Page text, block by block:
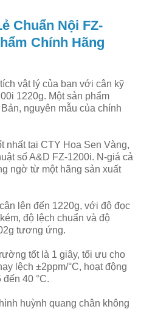
Chuẩn Nội FZ-
Chính Hãng
vật lý của bạn với cân kỹ
1220g. Một sản phẩm
nguyên mẫu của chính
nhất tại CTY Hoa Sen Vàng,
số A&D FZ-1200i. N-giá cả
ngờ từ một hãng sản xuất
lên đến 1220g, với độ đọc
độ lệch chuẩn và độ
tương ứng.
tốt là 1 giây, tối ưu cho
lệch ±2ppm/°C, hoạt động
40 °C.
huỳnh quang chân không